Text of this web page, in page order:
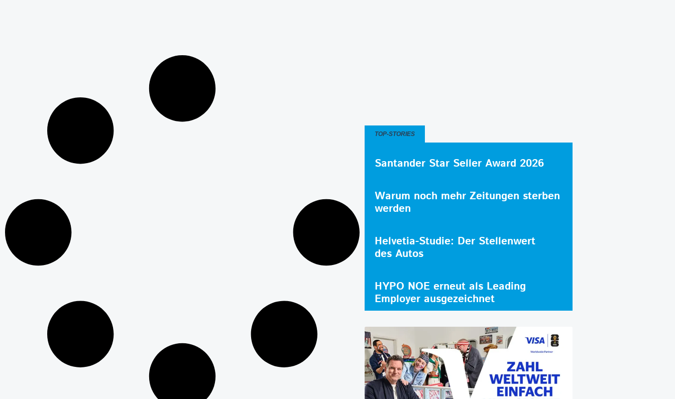
TOP-STORIES
Santander Star Seller Award 2026
Warum noch mehr Zeitungen sterben
werden
Helvetia-Studie: Der Stellenwert
des Autos
HYPO NOE erneut als Leading
Employer ausgezeichnet